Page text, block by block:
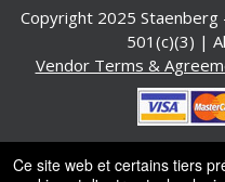
Copyright 2025 Staenberg
501(c)(3) |
Vendor Terms &
Ce site web et certains tiers